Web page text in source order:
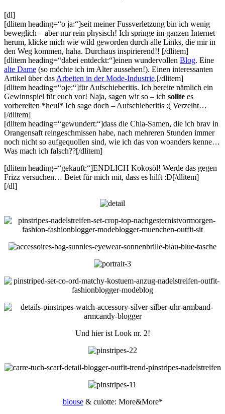
[dl]
[dlitem heading=“o ja:“]seit meiner Fussverletzung bin ich wenig
beweglich – aber nur rein physisch! Ich springe im ganzen Internet
herum, klicke mich wie wild geworden durch alle Links, die mir in
den Weg kommen, haha. Durchaus inspirierend!! [/dlitem]
[dlitem heading=“dabei entdeckt:“]einen wundervollen Blog. Eine
alte Dame (so möchte ich im Alter aussehen!). Einen interessanten
Artikel über das Arbeiten in der Mode-Industrie.[/dlitem]
[dlitem heading=“oje:“]für Aufschieberitis. Ich bereite nämlich ein
Gewinnspiel für euch vor! Naja, sagen wir so – ich sollte es
vorbereiten *heul* Ich sage doch – Aufschieberitis :( Verzeiht…
[/dlitem]
[dlitem heading=“gewundert:“]dass die Chia-Samen, die ich brav in
Orangensaft reingeschmissen habe, nach mehreren Stunden immer
noch nicht so aufgequollen sind, wie ich das von woanders kenne…
Was mach ich falsch??[/dlitem]
[dlitem heading=“gekauft:“]ENDLICH Kokosöl! Werde das gegen
Frizz versuchen… Betet für mich mit, dass es hilft :D[/dlitem]
[/dl]
Und hier ist Look nr. 2!
blouse& culotte: More&More*